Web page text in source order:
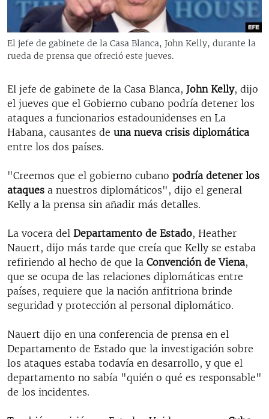
RADIO MARTÍ
ESPECIALES
ESPECIALES
SER VIEJO EN CUBA
KENTU-CUBANO
LOS SANTOS DE HIALEAH
LA INVASIÓN DE RUSIA A UCRANIA
MULTIMEDIA
SÍGUENOS
El jefe de gabinete de la Casa Blanca, John Kelly, durante la
rueda de prensa que ofreció este jueves.
El jefe de gabinete de la Casa Blanca, John Kelly, dijo
el jueves que el Gobierno cubano podría detener los
ataques a funcionarios estadounidenses en La
Habana, causantes de una nueva crisis diplomática
entre los dos países.
"Creemos que el gobierno cubano podría detener los
ataques a nuestros diplomáticos", dijo el general
Kelly a la prensa sin añadir más detalles.
La vocera del Departamento de Estado, Heather
Nauert, dijo más tarde que creía que Kelly se estaba
refiriendo al hecho de que la Convención de Viena,
que se ocupa de las relaciones diplomáticas entre
países, requiere que la nación anfitriona brinde
seguridad y protección al personal diplomático.
Nauert dijo en una conferencia de prensa en el
Departamento de Estado que la investigación sobre
los ataques estaba todavía en desarrollo, y que el
departamento no sabía "quién o qué es responsable"
de los incidentes.